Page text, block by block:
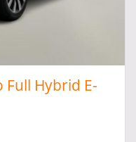
Full Hybrid E-